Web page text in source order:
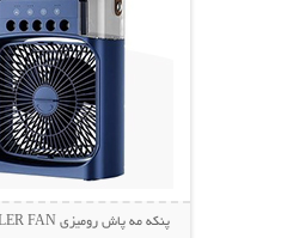
پنکه مه پاش رومیزی AIR COOLER FAN